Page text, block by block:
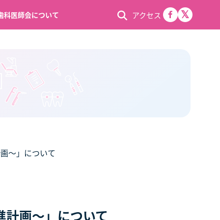
科医師会について アクセス
～」について
計画～」について